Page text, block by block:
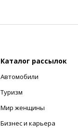
Каталог рассылок
Автомобили
Туризм
Мир женщины
Бизнес и карьера